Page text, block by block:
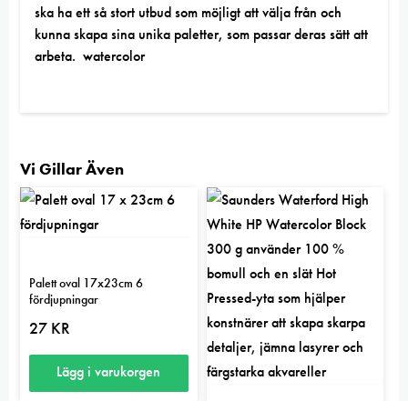
ska ha ett så stort utbud som möjligt att välja från och
kunna skapa sina unika paletter, som passar deras sätt att
arbeta. watercolor
Vi Gillar Även
Palett oval 17x23cm 6
fördjupningar
27 KR
Lägg i varukorgen